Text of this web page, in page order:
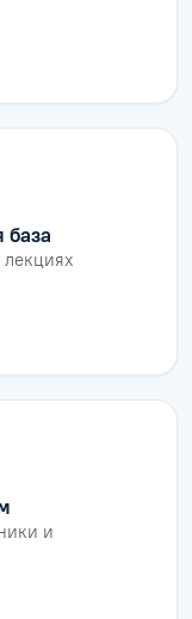
база
и